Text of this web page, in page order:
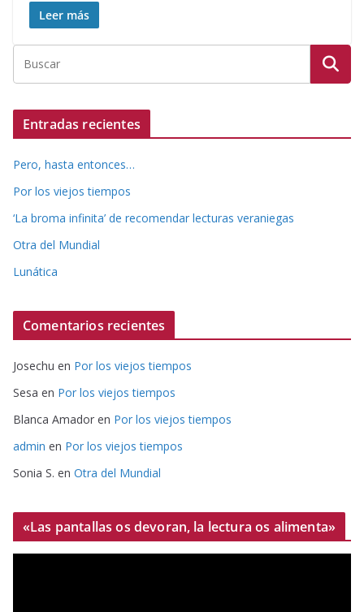
Leer más
Entradas recientes
Pero, hasta entonces…
Por los viejos tiempos
‘La broma infinita’ de recomendar lecturas veraniegas
Otra del Mundial
Lunática
Comentarios recientes
Josechu en Por los viejos tiempos
Sesa en Por los viejos tiempos
Blanca Amador en Por los viejos tiempos
admin en Por los viejos tiempos
Sonia S. en Otra del Mundial
«Las pantallas os devoran, la lectura os alimenta»